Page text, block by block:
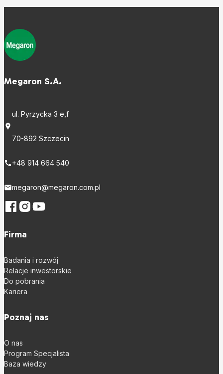
Megaron S.A.
ul. Pyrzycka 3 e,f
70-892 Szczecin
+48 914 664 540
megaron@megaron.com.pl
Firma
Badania i rozwój
Relacje inwestorskie
Do pobrania
Kariera
Poznaj nas
O nas
Program Specjalista
Baza wiedzy